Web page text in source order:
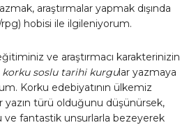
araştırmalar yapmak dışında
hobisi ile ilgileniyorum.
ve araştırmacı karakterinizin
korku soslu tarihi kurgular yazmaya
Korku edebiyatının ülkemiz
yazın türü olduğunu düşünürsek,
ve fantastik unsurlarla bezeyerek